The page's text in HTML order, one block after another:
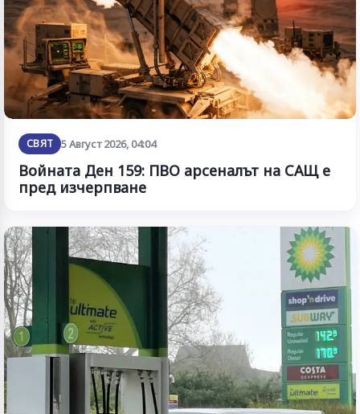
СВЯТ 5 Август 2026, 04:04
Войната Ден 159: ПВО арсеналът на САЩ е
пред изчерпване